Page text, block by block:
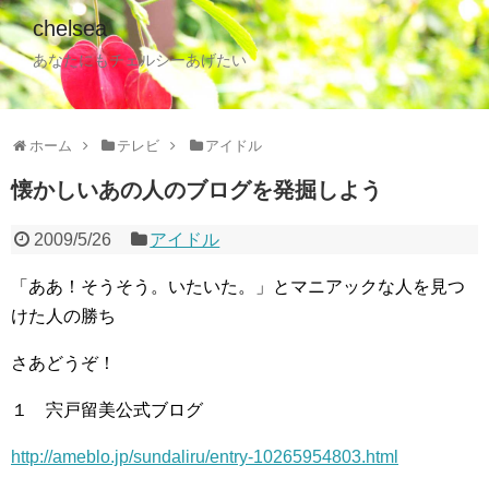
chelsea
あなたにもチェルシーあげたい
ホーム テレビ アイドル
懐かしいあの人のブログを発掘しよう
2009/5/26 アイドル
「ああ！そうそう。いたいた。」とマニアックな人を見つ
けた人の勝ち
さあどうぞ！
１ 宍戸留美公式ブログ
http://ameblo.jp/sundaliru/entry-10265954803.html